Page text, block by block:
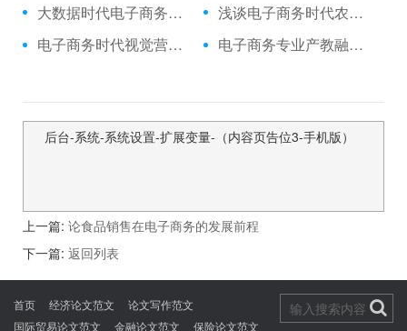
大数据时代电子商务专业特色化人才培养模式研
浅谈电子商务时代农业经济管理信息化建设
电子商务时代视觉营销的应用策略探究
电子商务专业产教融合“校外实训基地”的建设问题探究
后台-系统-系统设置-扩展变量-（内容页告位3-手机版）
上一篇: 论食品销售在电子商务的发展前程
下一篇: 返回列表
首页 经济论文范文
论文写作范文
国际贸易论文范文
金融论文范文 保险论文范文